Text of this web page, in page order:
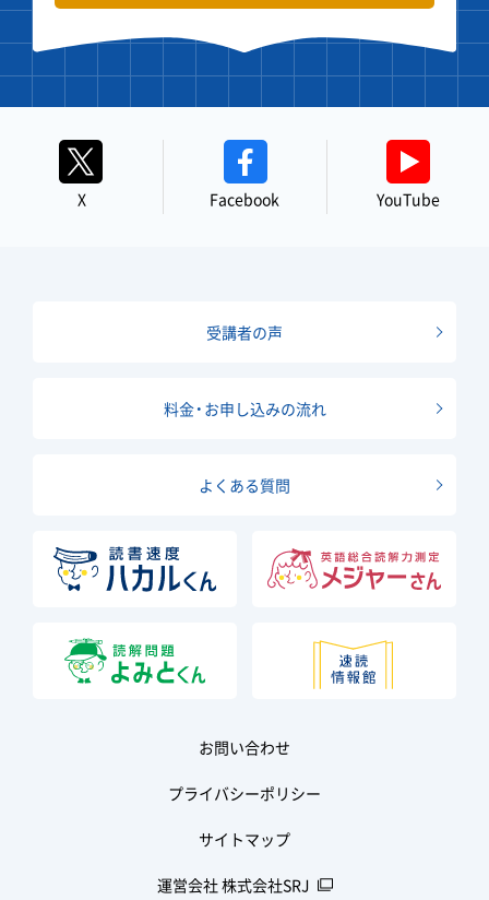
X Facebook YouTube
受講者の声
料金・お申し込みの流れ
よくある質問
お問い合わせ
プライバシーポリシー
サイトマップ
運営会社 株式会社SRJ